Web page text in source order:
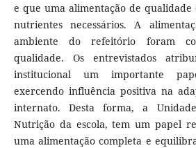
e que uma alimentação de qualidade
nutrientes necessários. A
ambiente do refeitório foram
qualidade. Os entrevistados
institucional um importante
exercendo influência positiva na
internato. Desta forma, a
Nutrição da escola, tem um papel
uma alimentação completa e